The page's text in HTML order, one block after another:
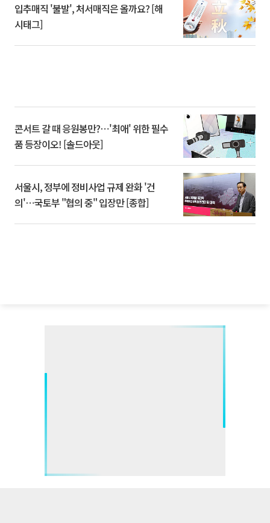
입추매직 '불발', 처서매직은 올까요? [해
시태그]
콘서트 갈 때 응원봉만?⋯'최애' 위한 필수
품 등장이오! [솔드아웃]
서울시, 정부에 정비사업 규제 완화 '건
의'⋯국토부 "협의 중" 입장만 [종합]